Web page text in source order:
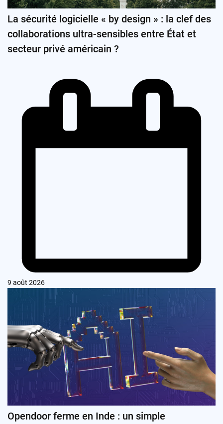
La sécurité logicielle « by design » : la clef des
collaborations ultra-sensibles entre État et
secteur privé américain ?
9 août 2026
Opendoor ferme en Inde : un simple